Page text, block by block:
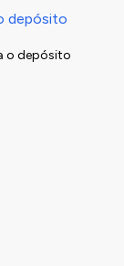
depósito
o depósito